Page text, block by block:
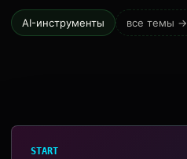
AI-инструменты все темы →
START